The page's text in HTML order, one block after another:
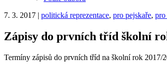
7. 3. 2017 | politická reprezentace, pro pejskaře, pro
Zápisy do prvních tříd školní
Termíny zápisů do prvních tříd na školní rok 2017/